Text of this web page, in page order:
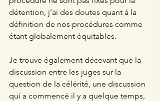
détention, j’ai des doutes quant à la
définition de nos procédures comme
étant globalement équitables.
Je trouve également décevant que la
discussion entre les juges sur la
question de la célérité, une discussion
qui a commencé il y a quelque temps,